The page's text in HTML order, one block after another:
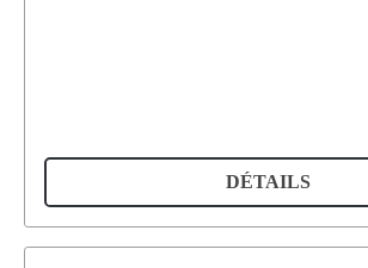
DÉTAILS